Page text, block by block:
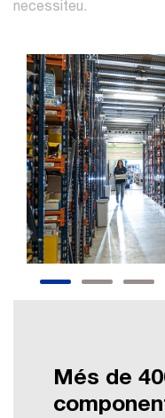
necessiteu.
Més de